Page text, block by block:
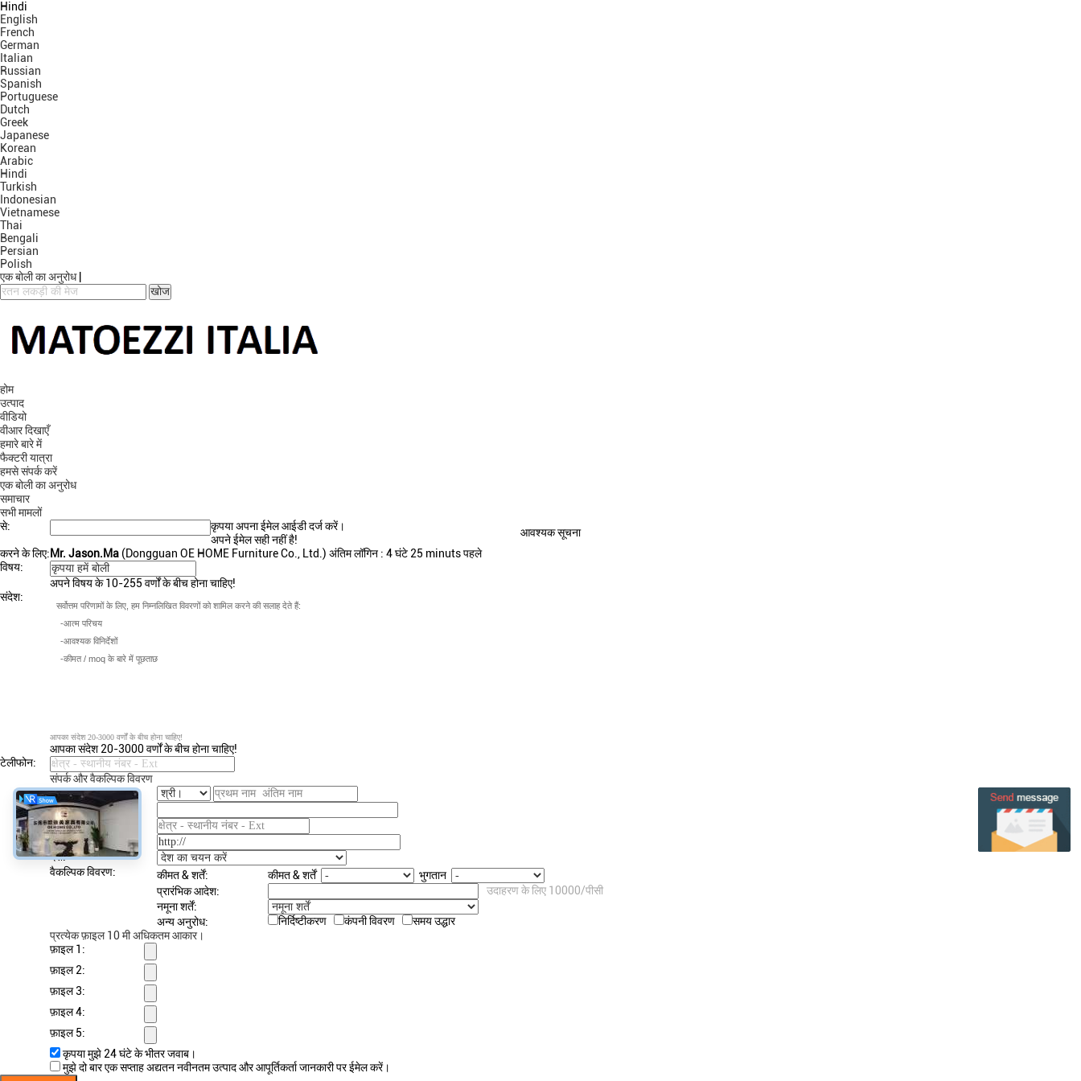
Hindi
English
French
German
Italian
Russian
Spanish
Portuguese
Dutch
Greek
Japanese
Korean
Arabic
Hindi
Turkish
Indonesian
Vietnamese
Thai
Bengali
Persian
Polish
एक बोली का अनुरोध|
खोज
होम
उत्पाद
वीडियो
वीआर दिखाएँ
हमारे बारे में
फैक्टरी यात्रा
हमसे संपर्क करें
एक बोली का अनुरोध
समाचार
सभी मामलों
से:
email
कृपया अपना ईमेल आईडी दर्ज करें।
अपने ईमेल सही नहीं है!
आवश्यक सूचना
करने के लिए:Mr. Jason.Ma (Dongguan OE HOME Furniture Co., Ltd.) अंतिम लॉगिन : 4 घंटे 25 minuts पहले
विषय:
subject
अपने विषय के 10-255 वर्णों के बीच होना चाहिए!
संदेश:
आपका संदेश 20-3000 वर्णों के बीच होना चाहिए!
आपका संदेश 20-3000 वर्णों के बीच होना चाहिए!
टेलीफोन:
संपर्क और वैकल्पिक विवरण
नाम:
कंपनी:
फैक्स:
वेबसाइट:
देश:
वैकल्पिक विवरण:
कीमत & शर्तें: कीमत & शर्तें
भुगतान
प्रारंभिक आदेश:
उदाहरण के लिए 10000/पीसी
नमूना शर्तें:
अन्य अनुरोध:
निर्दिष्टीकरण कंपनी विवरण
समय उद्धार
प्रत्येक फ़ाइल 10 मी अधिकतम आकार।
फ़ाइल 1:
फ़ाइल 2:
फ़ाइल 3:
फ़ाइल 4:
फ़ाइल 5:
कृपया मुझे 24 घंटे के भीतर जवाब।
मुझे दो बार एक सप्ताह अद्यतन नवीनतम उत्पाद और आपूर्तिकर्ता जानकारी पर ईमेल करें।